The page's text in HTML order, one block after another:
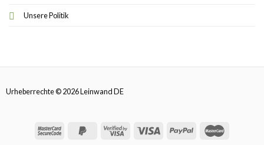
Unsere Politik
Urheberrechte © 2026 Leinwand DE